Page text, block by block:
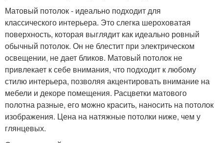
Матовый потолок - идеально подходит для
классического интерьера. Это слегка шероховатая
поверхность, которая выглядит как идеально ровный
обычный потолок. Он не блестит при электрическом
освещении, не дает бликов. Матовый потолок не
привлекает к себе внимания, что подходит к любому
стилю интерьера, позволяя акцентировать внимание на
мебели и декоре помещения. Расцветки матового
полотна разные, его можно красить, наносить на потолок
изображения. Цена на натяжные потолки ниже, чем у
глянцевых.